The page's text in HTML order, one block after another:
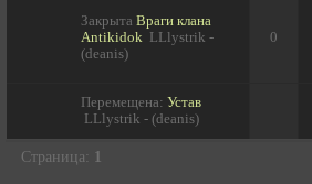
Закрыта Враги клана
Antikidok
LLlystrik -
(deanis)
0
Перемещена: Устав
LLlystrik - (deanis)
Страница: